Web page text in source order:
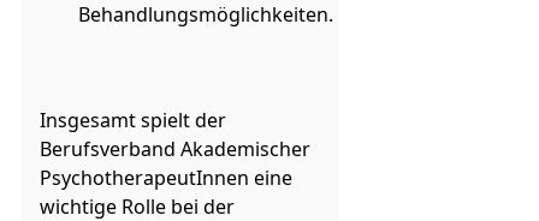
Behandlungsmöglichkeiten.
Insgesamt spielt der
Berufsverband Akademischer
PsychotherapeutInnen eine
wichtige Rolle bei der